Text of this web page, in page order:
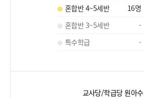
혼합반 4~5세반
16명
혼합반 3~5세반
-
특수학급
-
교사당/학급당 원아수